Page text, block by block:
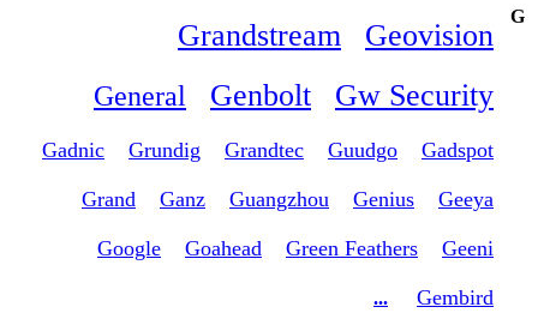
G
Geovision
Grandstream
Gw Security
Genbolt
General
Gadspot
Guudgo
Grandtec
Grundig
Gadnic
Geeya
Genius
Guangzhou
Ganz
Grand
Geeni
Green Feathers
Goahead
Google
Gembird
...